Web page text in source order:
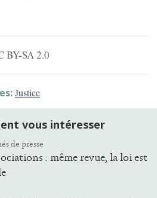
BY-SA 2.0
Justice
vous intéresser
de presse
: même revue, la loi est